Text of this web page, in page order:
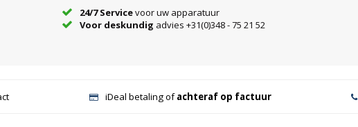
24/7 Servicevoor uw apparatuur
Voor deskundig advies +31(0)348 - 75 21 52
iDeal betaling ofachteraf op factuur